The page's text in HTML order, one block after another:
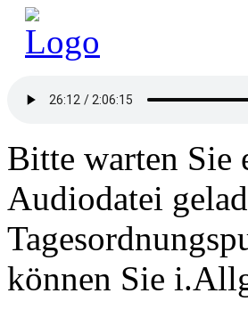
Bitte warten Sie
Audiodatei
können Sie